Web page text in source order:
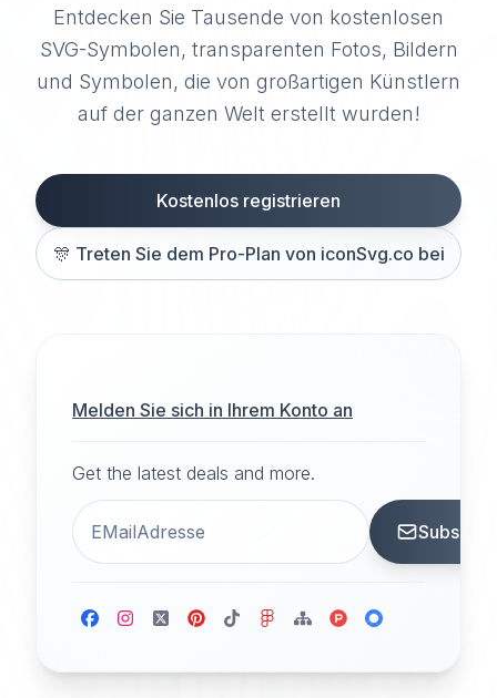
Entdecken Sie Tausende von kostenlosen
SVG-Symbolen, transparenten Fotos, Bildern
und Symbolen, die von großartigen Künstlern
auf der ganzen Welt erstellt wurden!
Kostenlos registrieren
🎊 Treten Sie dem Pro-Plan von iconSvg.co bei
Melden Sie sich in Ihrem Konto an
Get the latest deals and more.